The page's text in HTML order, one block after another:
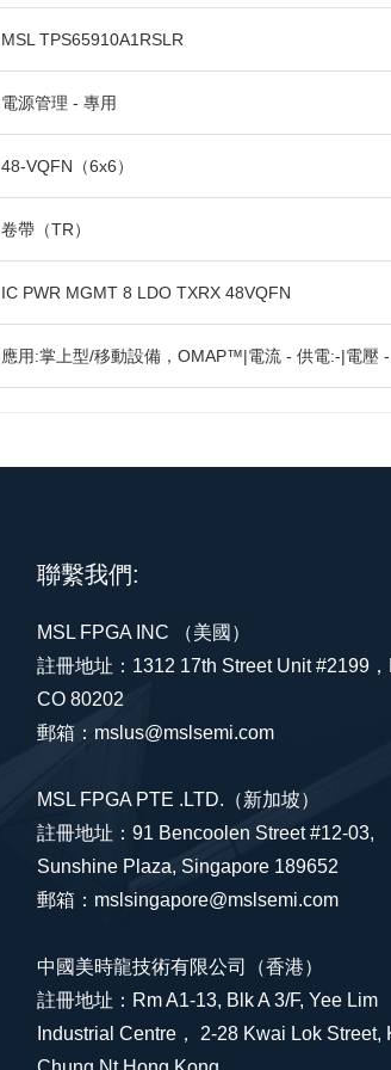
MSL TPS65910A1RSLR
電源管理 - 專用
48-VQFN（6x6）
卷帶（TR）
IC PWR MGMT 8 LDO TXRX 48VQFN
應用:掌上型/移動設備，OMAP™|電流 - 供電:-|電壓
聯繫我們:
MSL FPGA INC （美國）
註冊地址：1312 17th Street Unit #2199
CO 80202
郵箱：mslus@mslsemi.com
MSL FPGA PTE .LTD.（新加坡）
註冊地址：91 Bencoolen Street #12-03,
Sunshine Plaza, Singapore 189652
郵箱：mslsingapore@mslsemi.com
中國美時龍技術有限公司（香港）
註冊地址：Rm A1-13, Blk A 3/F, Yee Lim
Industrial Centre， 2-28 Kwai Lok Street,